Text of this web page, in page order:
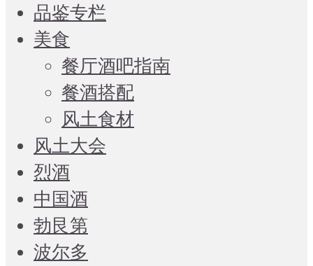
品鉴专栏
美食
餐厅酒吧指南
餐酒搭配
风土食材
风土大会
烈酒
中国酒
勃艮第
波尔多